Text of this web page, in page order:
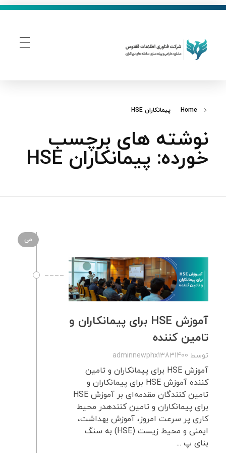
Home پیمانکاران HSE
نوشته های برچسب
خورده: پیمانکاران HSE
می
آموزش HSE برای پیمانکاران و
تامین کننده
توسط adminnewphx13831400
آموزش HSE برای پیمانکاران و تامین
کننده آموزش HSE برای پیمانکاران و
تامین کنندگان مقدمه‌ای بر آموزش HSE
برای پیمانکاران و تامین کنندهدر محیط
کاری پر سرعت امروز، آموزش بهداشت،
ایمنی و محیط زیست (HSE) به سنگ
بنای پ ...